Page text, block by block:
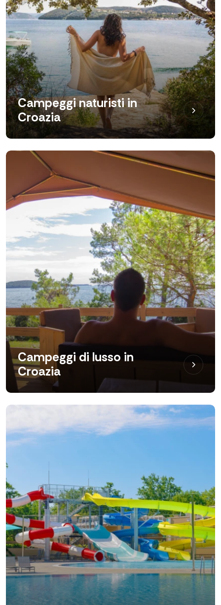
Campeggi naturisti in
Croazia
Campeggi di lusso in
Croazia